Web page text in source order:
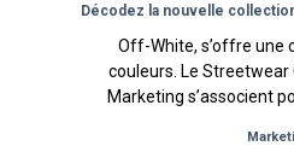
Décodez la nouvelle
Off-White, s’offre une
couleurs. Le Streetwear
Marketing s’associent